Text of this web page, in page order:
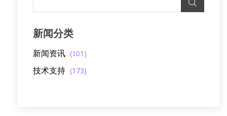
新闻分类
新闻资讯 (101)
技术支持 (173)